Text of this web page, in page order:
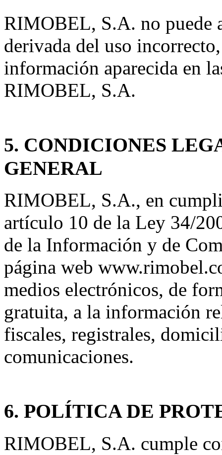
RIMOBEL, S.A. no puede
derivada del uso
información aparecida en
RIMOBEL, S.A.
5. CONDICIONES
GENERAL
RIMOBEL, S.A., en
artículo 10 de la Ley 34/
de la Información y de
página web
medios electrónicos, de
gratuita, a la información
fiscales, registrales,
comunicaciones.
6. POLÍTICA DE
RIMOBEL, S.A. cumple